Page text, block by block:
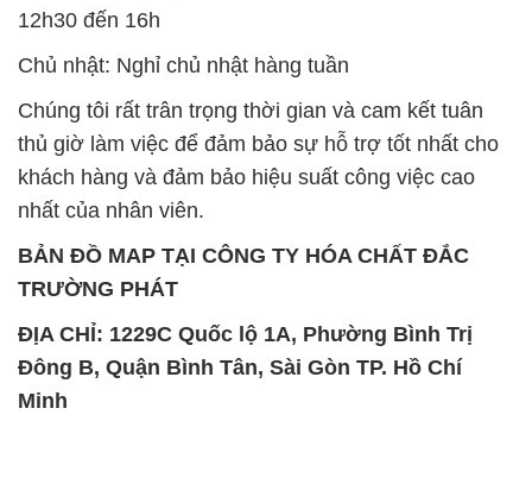
12h30 đến 16h
Chủ nhật: Nghỉ chủ nhật hàng tuần
Chúng tôi rất trân trọng thời gian và cam kết tuân
thủ giờ làm việc để đảm bảo sự hỗ trợ tốt nhất cho
khách hàng và đảm bảo hiệu suất công việc cao
nhất của nhân viên.
BẢN ĐỒ MAP TẠI CÔNG TY HÓA CHẤT ĐẮC
TRƯỜNG PHÁT
ĐỊA CHỈ: 1229C Quốc lộ 1A, Phường Bình Trị
Đông B, Quận Bình Tân, Sài Gòn TP. Hồ Chí
Minh